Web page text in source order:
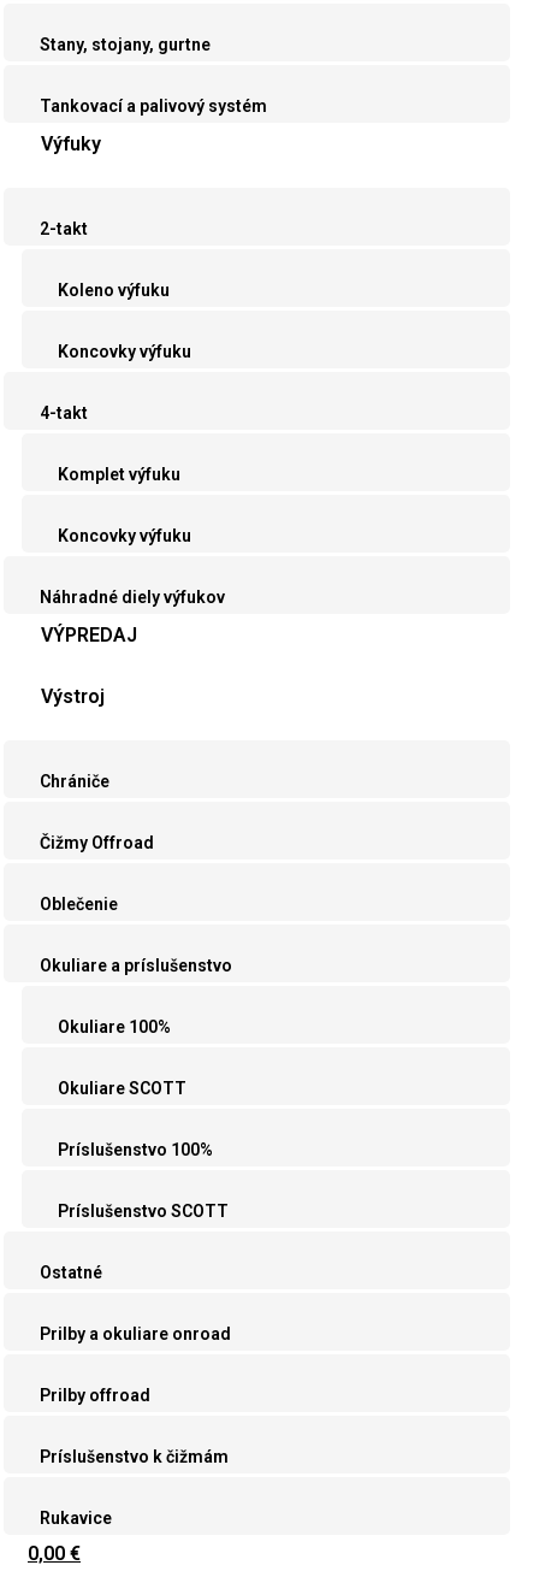
Stany, stojany, gurtne
Tankovací a palivový systém
Výfuky
2-takt
Koleno výfuku
Koncovky výfuku
4-takt
Komplet výfuku
Koncovky výfuku
Náhradné diely výfukov
VÝPREDAJ
Výstroj
Chrániče
Čižmy Offroad
Oblečenie
Okuliare a príslušenstvo
Okuliare 100%
Okuliare SCOTT
Príslušenstvo 100%
Príslušenstvo SCOTT
Ostatné
Prilby a okuliare onroad
Prilby offroad
Príslušenstvo k čižmám
Rukavice
0,00 €